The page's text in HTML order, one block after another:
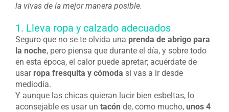
la vivas de la mejor manera posible.
1. Lleva ropa y calzado adecuados
Seguro que no se te olvida una prenda de abrigo para
la noche, pero piensa que durante el día, y sobre todo
en esta época, el calor puede apretar; acuérdate de
usar ropa fresquita y cómoda si vas a ir desde
mediodía.
Y aunque las chicas quieran lucir bien esbeltas, lo
aconsejable es usar un tacón de, como mucho, unos 4